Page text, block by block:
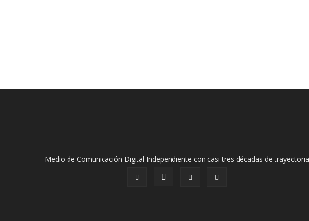
Medio de Comunicación Digital Independiente con casi tres décadas de trayectoria